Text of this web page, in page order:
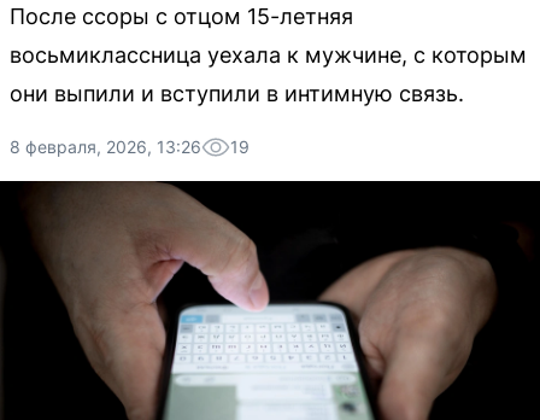
После ссоры с отцом 15-летняя
восьмиклассница уехала к мужчине, с которым
они выпили и вступили в интимную связь.
8 февраля, 2026, 13:26 19